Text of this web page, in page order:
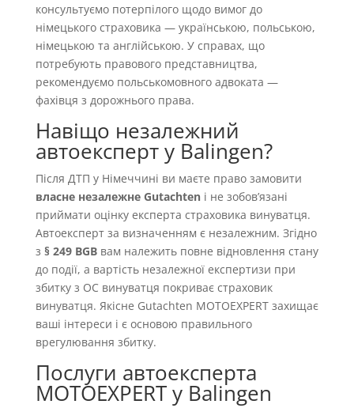
консультуємо потерпілого щодо вимог до
німецького страховика — українською, польською,
німецькою та англійською. У справах, що
потребують правового представництва,
рекомендуємо польськомовного адвоката —
фахівця з дорожнього права.
Навіщо незалежний
автоексперт у Balingen?
Після ДТП у Німеччині ви маєте право замовити
власне незалежне Gutachtenі не зобовʼязані
приймати оцінку експерта страховика винуватця.
Автоексперт за визначенням є незалежним. Згідно
з § 249 BGBвам належить повне відновлення стану
до події, а вартість незалежної експертизи при
збитку з OC винуватця покриває страховик
винуватця. Якісне Gutachten MOTOEXPERT захищає
ваші інтереси і є основою правильного
врегулювання збитку.
Послуги автоексперта
MOTOEXPERT у Balingen